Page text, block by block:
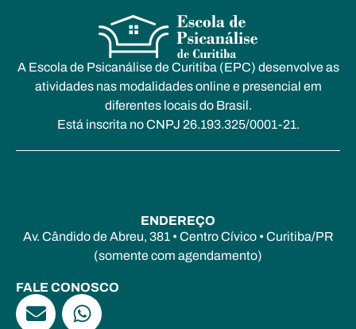
A Escola de Psicanálise de Curitiba (EPC) desenvolve as
atividades nas modalidades online e presencial em
diferentes locais do Brasil.
Está inscrita no CNPJ 26.193.325/0001-21.
ENDEREÇO
Av. Cândido de Abreu, 381 • Centro Cívico • Curitiba/PR
(somente com agendamento)
FALE CONOSCO